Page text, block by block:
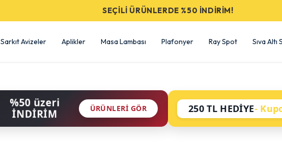
SEÇİLİ ÜRÜNLERDE %50 İNDİRİM!
Sarkıt Avizeler Aplikler Masa Lambası Plafonyer Ray Spot Sıva Altı
%50 üzeri
İNDİRİM
ÜRÜNLERI GÖR 250 TL HEDİYE-